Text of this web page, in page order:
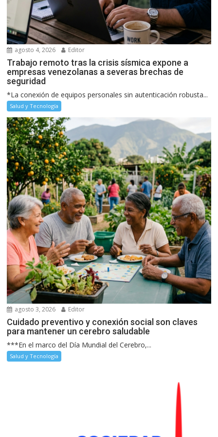
agosto 4, 2026 Editor
Trabajo remoto tras la crisis sísmica expone a
empresas venezolanas a severas brechas de
seguridad
*La conexión de equipos personales sin autenticación robusta...
Salud y Tecnología
agosto 3, 2026 Editor
Cuidado preventivo y conexión social son claves
para mantener un cerebro saludable
***En el marco del Día Mundial del Cerebro,...
Salud y Tecnología